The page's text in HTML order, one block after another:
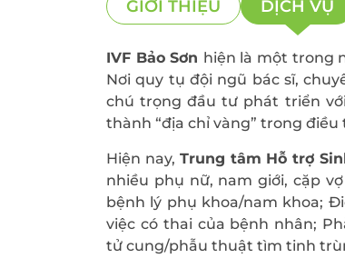
Khám sức khỏe theo
công ty
Khám sức khỏe xuất
khẩu lao động
Khám tiền mãn kinh,
mãn kinh
thoát
Phẫu
trực
GIỚI THIỆU DỊCH VỤ
IVF Bảo Sơn hiện là một trong
Nơi quy tụ đội ngũ bác sĩ,
chú trọng đầu tư phát triển
thành “địa chỉ vàng” trong
Hiện nay, Trung tâm Hỗ trợ
nhiều phụ nữ, nam giới, cặp
bệnh lý phụ khoa/nam khoa;
việc có thai của bệnh nhân;
tử cung/phẫu thuật tìm tinh